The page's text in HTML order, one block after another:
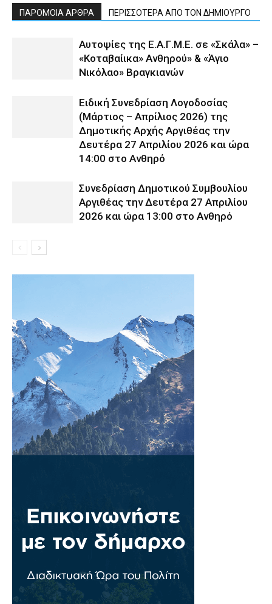
ΠΑΡΟΜΟΙΑ ΑΡΘΡΑ ΠΕΡΙΣΣΟΤΕΡΑ ΑΠΟ ΤΟΝ ΔΗΜΙΟΥΡΓΟ
Αυτοψίες της Ε.Α.Γ.Μ.Ε. σε «Σκάλα» –
«Κοταβαίικα» Ανθηρού» & «Άγιο
Νικόλαο» Βραγκιανών
Ειδική Συνεδρίαση Λογοδοσίας
(Μάρτιος – Απρίλιος 2026) της
Δημοτικής Αρχής Αργιθέας την
Δευτέρα 27 Απριλίου 2026 και ώρα
14:00 στο Ανθηρό
Συνεδρίαση Δημοτικού Συμβουλίου
Αργιθέας την Δευτέρα 27 Απριλίου
2026 και ώρα 13:00 στο Ανθηρό